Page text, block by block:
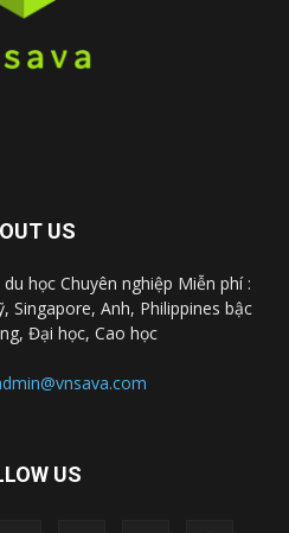
US
học Chuyên nghiệp Miễn phí :
Singapore, Anh, Philippines bậc
Đại học, Cao học
US